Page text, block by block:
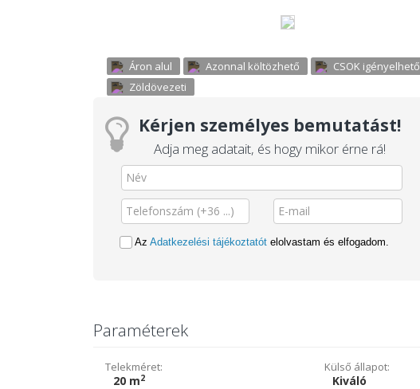
Áron alul Azonnal költözhető CSOK igényelhető
Zöldövezeti
Kérjen személyes bemutatást!
Adja meg adatait, és hogy mikor érne rá!
Az Adatkezelési tájékoztatót elolvastam és elfogadom.
Paraméterek
Telekméret:
20 m2
Külső állapot:
Kiváló